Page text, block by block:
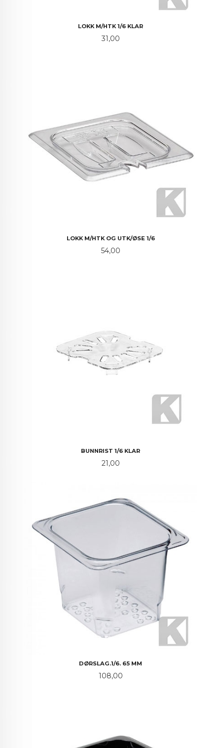
LOKK M/HTK 1/6 KLAR
Pris
31,00
LOKK M/HTK OG UTK/ØSE 1/6
Pris
54,00
BUNNRIST 1/6 KLAR
Pris
21,00
DØRSLAG.1/6. 65 MM
Pris
108,00